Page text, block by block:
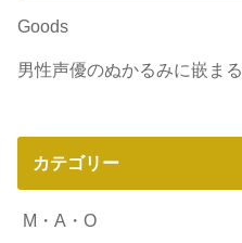
Goods
男性声優のぬかるみに嵌まる
カテゴリー
M・A・O